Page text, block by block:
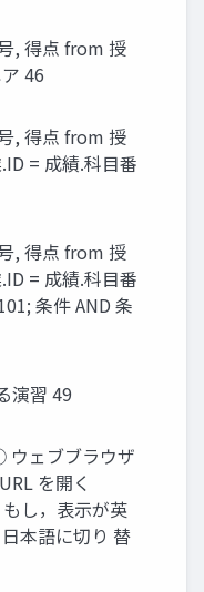
, 得点 from 授
46
, 得点 from 授
= 成績.科目番
, 得点 from 授
= 成績.科目番
条件 AND 条
演習 49
ウェブブラウザ
を開く
し，表示が英
本語に切り 替